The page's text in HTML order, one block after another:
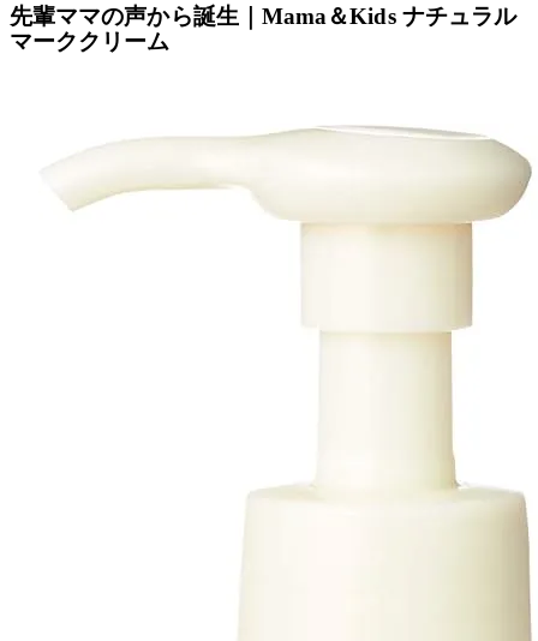
先輩ママの声から誕生｜Mama＆Kids ナチュラル
マーククリーム